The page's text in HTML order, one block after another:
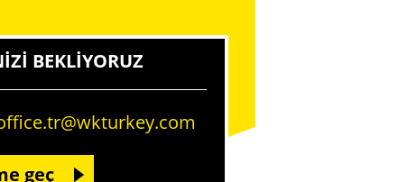
BEKLIYORUZ
geç